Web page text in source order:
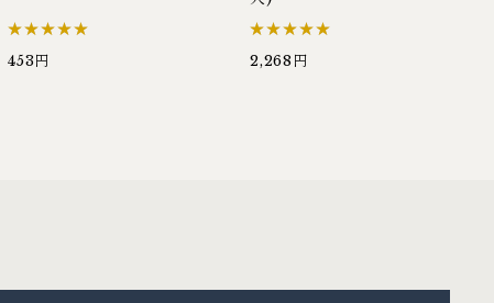
453円 2,268円